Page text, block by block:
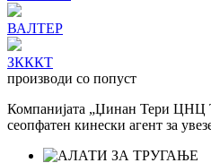
ВАЛТЕР
ЗКККТ
производи со попуст
Компанијата „Џинан Тери ЦНЦ
сеопфатен кинески агент за